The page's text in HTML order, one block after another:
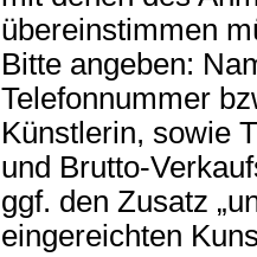
übereinstimmen
Bitte angeben:
Telefonnummer
Künstlerin, sowie
und Brutto-
ggf. den Zusatz
eingereichten